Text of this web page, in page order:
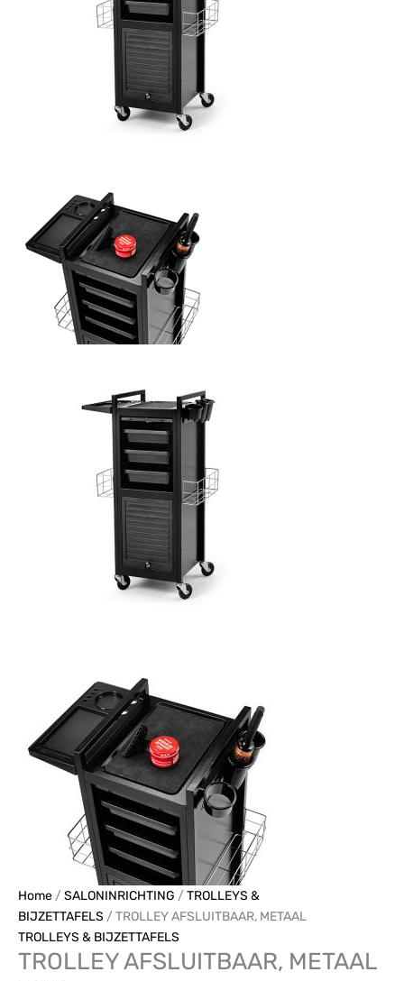
Home /SALONINRICHTING /TROLLEYS &
BIJZETTAFELS / TROLLEY AFSLUITBAAR, METAAL
TROLLEYS & BIJZETTAFELS
TROLLEY AFSLUITBAAR, METAAL